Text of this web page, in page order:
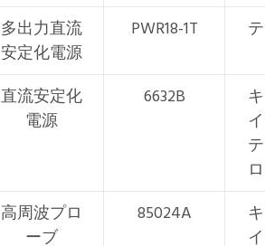
多出力直流
安定化電源
PWR18-1T
直流安定化
電源
6632B
高周波プロ
ーブ
85024A